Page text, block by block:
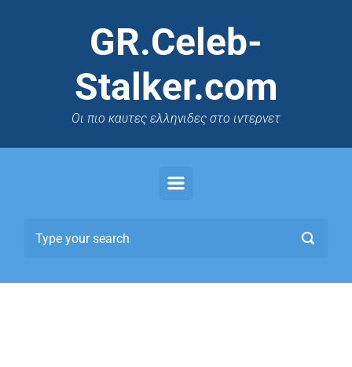
GR.Celeb-
Stalker.com
Oι πιο καυτες ελληνιδες στο ιντερνετ